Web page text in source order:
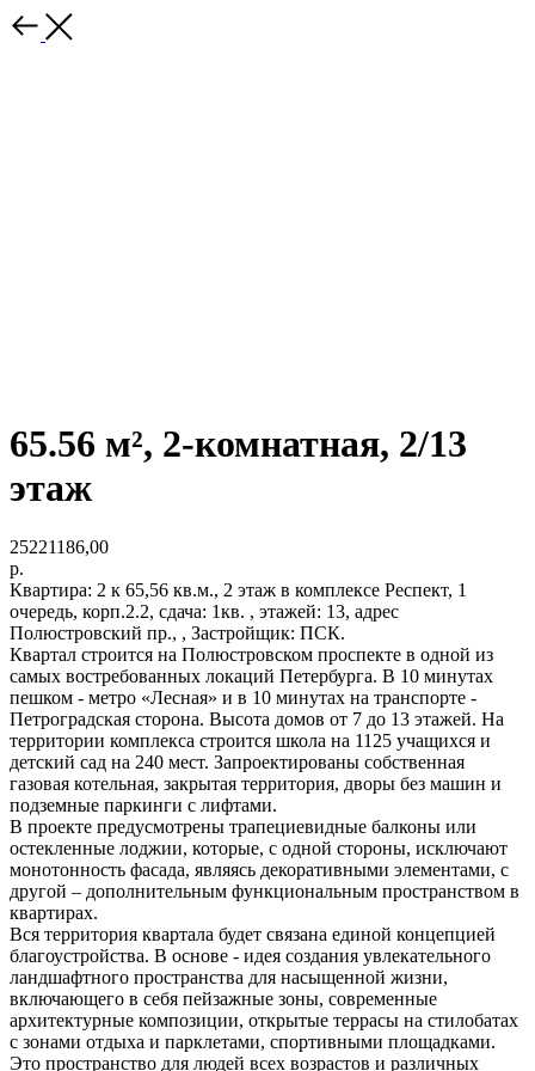
65.56 м², 2-комнатная, 2/13
этаж
25221186,00
р.
Квартира: 2 к 65,56 кв.м., 2 этаж в комплексе Респект, 1
очередь, корп.2.2, сдача: 1кв. , этажей: 13, адрес
Полюстровский пр., , Застройщик: ПСК.
Квартал строится на Полюстровском проспекте в одной из
самых востребованных локаций Петербурга. В 10 минутах
пешком - метро «Лесная» и в 10 минутах на транспорте -
Петроградская сторона. Высота домов от 7 до 13 этажей. На
территории комплекса строится школа на 1125 учащихся и
детский сад на 240 мест. Запроектированы собственная
газовая котельная, закрытая территория, дворы без машин и
подземные паркинги с лифтами.
В проекте предусмотрены трапециевидные балконы или
остекленные лоджии, которые, с одной стороны, исключают
монотонность фасада, являясь декоративными элементами, с
другой – дополнительным функциональным пространством в
квартирах.
Вся территория квартала будет связана единой концепцией
благоустройства. В основе - идея создания увлекательного
ландшафтного пространства для насыщенной жизни,
включающего в себя пейзажные зоны, современные
архитектурные композиции, открытые террасы на стилобатах
с зонами отдыха и парклетами, спортивными площадками.
Это пространство для людей всех возрастов и различных